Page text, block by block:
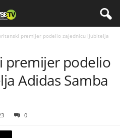
premijer podelio zajednicu ljubitelja
premijer podelio
Adidas Samba
0